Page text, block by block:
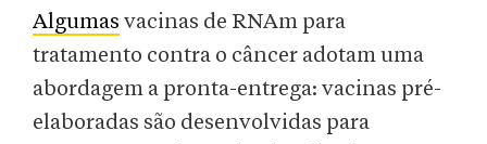
Algumas vacinas de RNAm para
tratamento contra o câncer adotam uma
abordagem a pronta-entrega: vacinas pré-
elaboradas são desenvolvidas para